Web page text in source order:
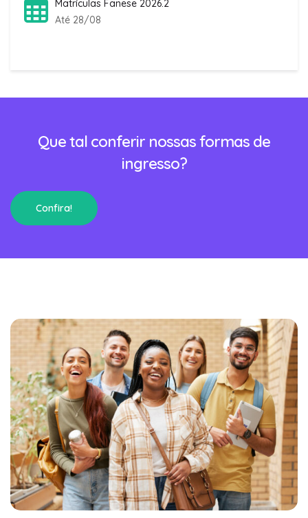
Matrículas Fanese 2026.2
Até 28/08
Que tal conferir nossas formas de
ingresso?
Confira!